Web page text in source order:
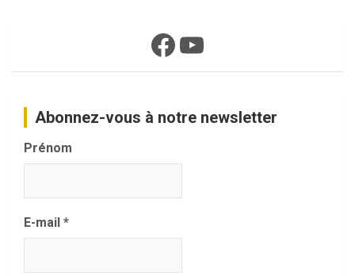
Facebook
YouTube
Abonnez-vous à notre newsletter
Prénom
E-mail *